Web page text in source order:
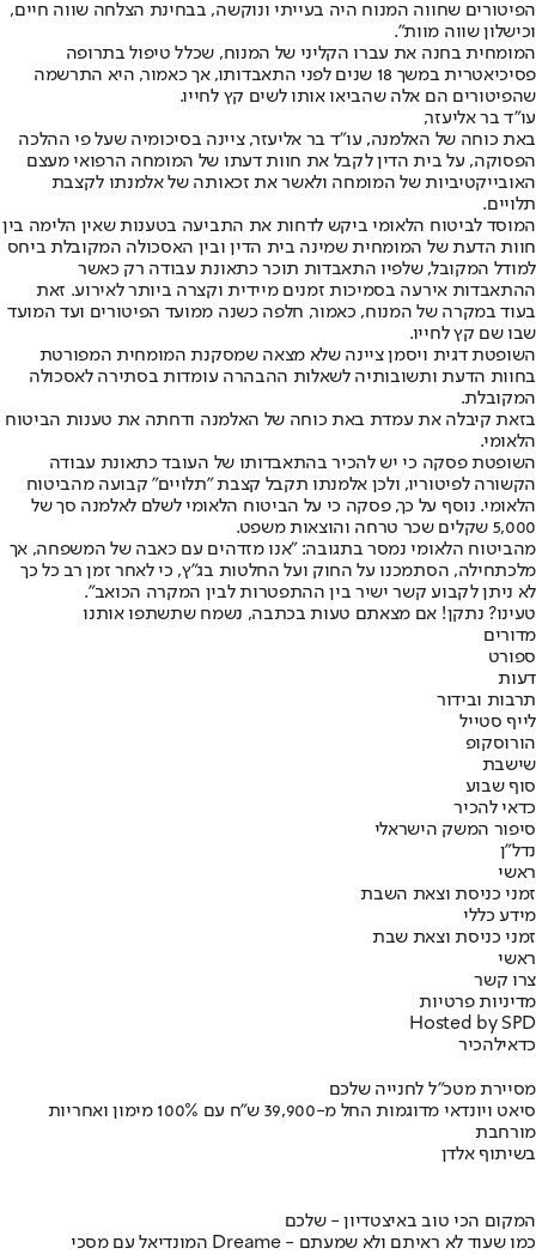
הפיטורים שחווה המנוח היה בעייתי ונוקשה, בבחינת הצלחה שווה חיים,
וכישלון שווה מוות".
המומחית בחנה את עברו הקליני של המנוח, שכלל טיפול בתרופה
פסיכיאטרית במשך 18 שנים לפני התאבדותו, אך כאמור, היא התרשמה
שהפיטורים הם אלה שהביאו אותו לשים קץ לחייו.
עו"ד בר אליעזר,
באת כוחה של האלמנה, עו"ד בר אליעזר, ציינה בסיכומיה שעל פי ההלכה
הפסוקה, על בית הדין לקבל את חוות דעתו של המומחה הרפואי מעצם
האובייקטיביות של המומחה ולאשר את זכאותה של אלמנתו לקצבת
תלויים.
המוסד לביטוח הלאומי ביקש לדחות את התביעה בטענות שאין הלימה בין
חוות הדעת של המומחית שמינה בית הדין ובין האסכולה המקובלת ביחס
למודל המקובל, שלפיו התאבדות תוכר כתאונת עבודה רק כאשר
ההתאבדות אירעה בסמיכות זמנים מיידית וקצרה ביותר לאירוע. זאת
בעוד במקרה של המנוח, כאמור, חלפה כשנה ממועד הפיטורים ועד המועד
שבו שם קץ לחייו.
השופטת דגית ויסמן ציינה שלא מצאה שמסקנת המומחית המפורטת
בחוות הדעת ותשובותיה לשאלות ההבהרה עומדות בסתירה לאסכולה
המקובלת.
בזאת קיבלה את עמדת באת כוחה של האלמנה ודחתה את טענות הביטוח
הלאומי.
השופטת פסקה כי יש להכיר בהתאבדותו של העובד כתאונת עבודה
הקשורה לפיטוריו, ולכן אלמנתו תקבל קצבת "תלויים" קבועה מהביטוח
הלאומי. נוסף על כך, פסקה כי על הביטוח הלאומי לשלם לאלמנה סך של
5,000 שקלים שכר טרחה והוצאות משפט.
מהביטוח הלאומי נמסר בתגובה: "אנו מזדהים עם כאבה של המשפחה, אך
מלכתחילה, הסתמכנו על החוק ועל החלטות בג"ץ, כי לאחר זמן רב כל כך
לא ניתן לקבוע קשר ישיר בין ההתפטרות לבין המקרה הכואב".
טעינו? נתקן! אם מצאתם טעות בכתבה, נשמח שתשתפו אותנו
מדורים
ספורט
דעות
תרבות ובידור
לייף סטייל
הורוסקופ
שישבת
סוף שבוע
כדאי להכיר
סיפור המשק הישראלי
נדל"ן
ראשי
זמני כניסת וצאת השבת
מידע כללי
זמני כניסת וצאת שבת
ראשי
צרו קשר
מדיניות פרטיות
Hosted by SPD
כדאילהכיר
מסיירת מטכ"ל לחנייה שלכם
סיאט ויונדאי מדוגמות החל מ-39,900 ש״ח עם 100% מימון ואחריות
מורחבת
בשיתוף אלדן
המקום הכי טוב באיצטדיון - שלכם
המונדיאל עם מסכי Dreame - כמו שעוד לא ראיתם ולא שמעתם